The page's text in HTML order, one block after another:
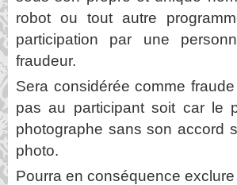
robot ou tout autre
participation par une
fraudeur.
Sera considérée comme
pas au participant soit car le
photographe sans son accord
photo.
Pourra en conséquence